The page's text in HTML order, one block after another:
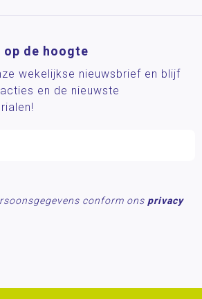
de hoogte
wekelijkse nieuwsbrief en blijf
en de nieuwste
conform ons privacy